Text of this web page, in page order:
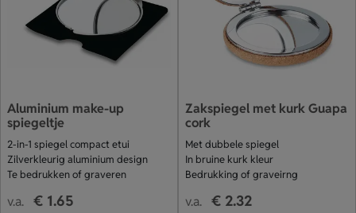
Aluminium make-up
spiegeltje
2-in-1 spiegel compact etui
Zilverkleurig aluminium design
Te bedrukken of graveren
v.a. € 1.65
Zakspiegel met kurk Guapa
cork
Met dubbele spiegel
In bruine kurk kleur
Bedrukking of graveirng
v.a. € 2.32